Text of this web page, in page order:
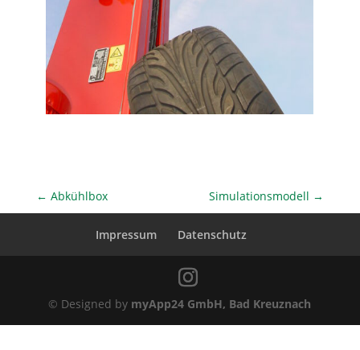
← Abkühlbox Simulationsmodell →
Impressum Datenschutz
© Designed by myApp24 GmbH, Bad Kreuznach